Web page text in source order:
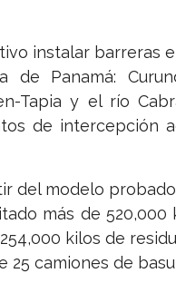
instalar barreras
Panamá:
Tapia y el río
de intercepción
del modelo
más de 520,000
kilos de
25 camiones de